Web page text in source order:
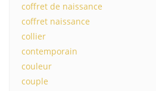
coffret de naissance
coffret naissance
collier
contemporain
couleur
couple